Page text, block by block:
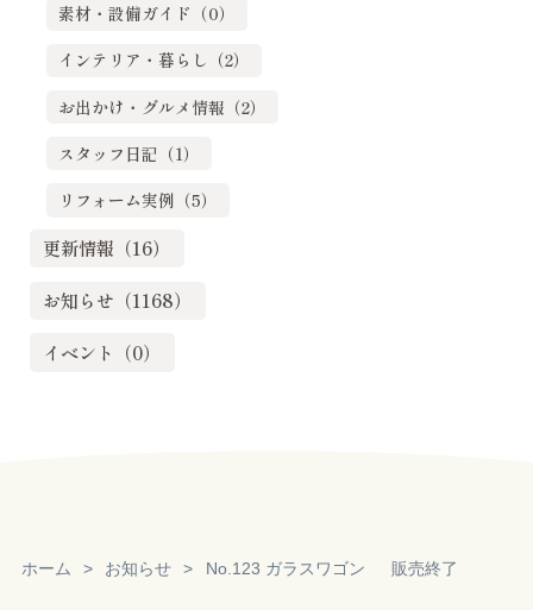
素材・設備ガイド（0）
インテリア・暮らし（2）
お出かけ・グルメ情報（2）
スタッフ日記（1）
リフォーム実例（5）
更新情報（16）
お知らせ（1168）
イベント（0）
ホーム お知らせ No.123 ガラスワゴン 販売終了
Reservation